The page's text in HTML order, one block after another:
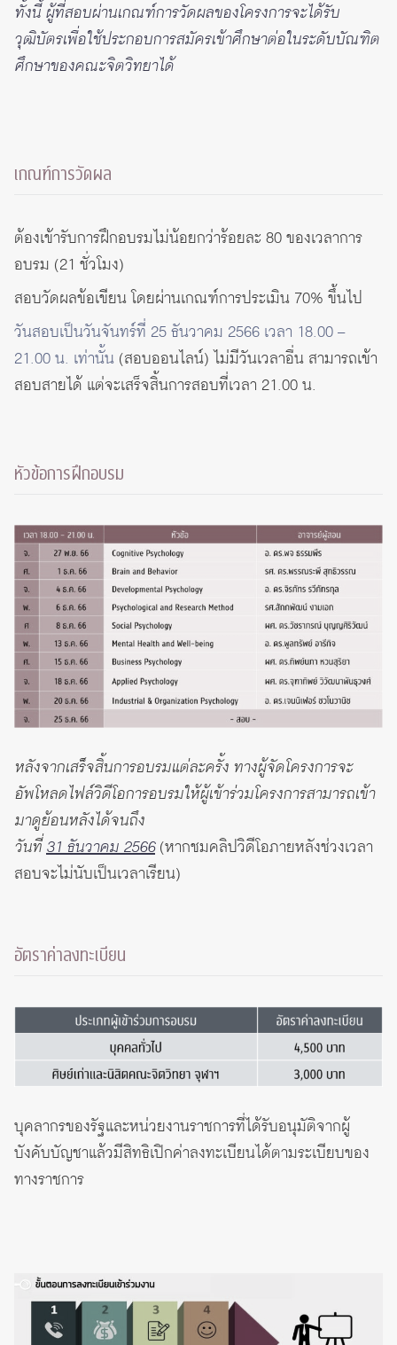
ทั้งนี้ ผู้ที่สอบผ่านเกณฑ์การวัดผลของโครงการจะได้รับ
วุฒิบัตรเพื่อใช้ประกอบการสมัครเข้าศึกษาต่อในระดับบัณฑิต
ศึกษาของคณะจิตวิทยาได้
เกณฑ์การวัดผล
ต้องเข้ารับการฝึกอบรมไม่น้อยกว่าร้อยละ 80 ของเวลาการ
อบรม (21 ชั่วโมง)
สอบวัดผลข้อเขียน โดยผ่านเกณฑ์การประเมิน 70% ขึ้นไป
วันสอบเป็นวันจันทร์ที่ 25 ธันวาคม 2566 เวลา 18.00 –
21.00 น. เท่านั้น (สอบออนไลน์) ไม่มีวันเวลาอื่น สามารถเข้า
สอบสายได้ แต่จะเสร็จสิ้นการสอบที่เวลา 21.00 น.
หัวข้อการฝึกอบรม
หลังจากเสร็จสิ้นการอบรมแต่ละครั้ง ทางผู้จัดโครงการจะ
อัพโหลดไฟล์วิดีโอการอบรมให้ผู้เข้าร่วมโครงการสามารถเข้า
มาดูย้อนหลังได้จนถึง
วันที่31 ธันวาคม 2566(หากชมคลิปวิดีโอภายหลังช่วงเวลา
สอบจะไม่นับเป็นเวลาเรียน)
อัตราค่าลงทะเบียน
บุคลากรของรัฐและหน่วยงานราชการที่ได้รับอนุมัติจากผู้
บังคับบัญชาแล้วมีสิทธิเปิกค่าลงทะเบียนได้ตามระเบียบของ
ทางราชการ